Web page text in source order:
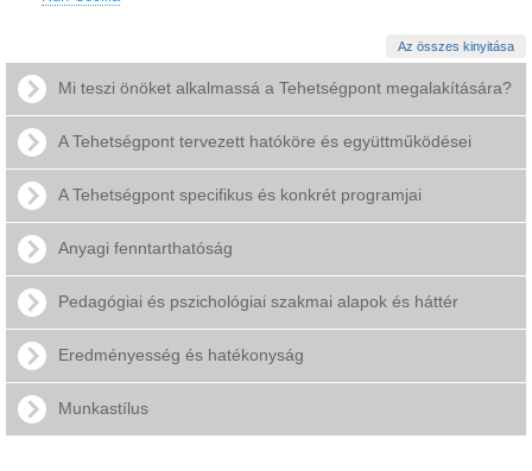
Az összes kinyitása
Mi teszi önöket alkalmassá a Tehetségpont megalakítására?
A Tehetségpont tervezett hatóköre és együttműködései
A Tehetségpont specifikus és konkrét programjai
Anyagi fenntarthatóság
Pedagógiai és pszichológiai szakmai alapok és háttér
Eredményesség és hatékonyság
Munkastílus